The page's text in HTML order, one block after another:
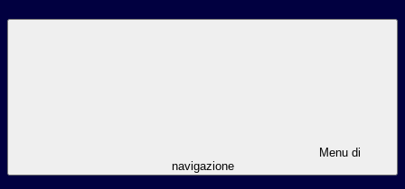
Menu di
navigazione